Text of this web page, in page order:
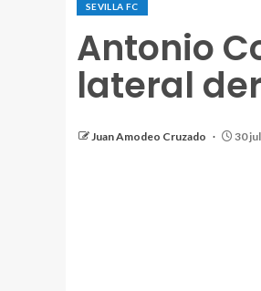
SEVILLA FC
Antonio
lateral
Juan Amodeo Cruzado 30